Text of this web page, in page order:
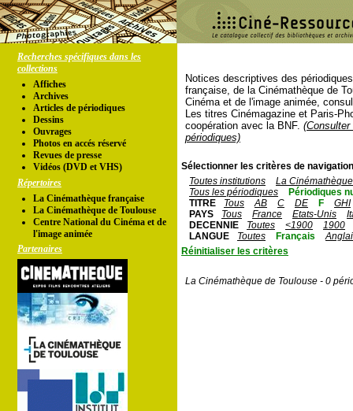
Recherches spécifiques dans les
collections
Affiches
Archives
Articles de périodiques
Dessins
Ouvrages
Photos en accés réservé
Revues de presse
Vidéos (DVD et VHS)
Répertoires
La Cinémathèque française
La Cinémathèque de Toulouse
Centre National du Cinéma et de
l'image animée
Partenaires
Notices descriptives des
française, de la Cinémathèque de
Cinéma et de l'image animée,
Les titres Cinémagazine et Paris-
coopération avec la BNF.
périodiques)
Sélectionner les critères de
Toutes institutions
La
Tous les périodiques
Périodiques
TITRE
Tous AB C DE F
GHI
PAYS
Tous France Etats-Unis
DECENNIE
Toutes <1900
1900
LANGUE
Toutes Français
Réinitialiser les critères
La Cinémathèque de Toulouse - 0